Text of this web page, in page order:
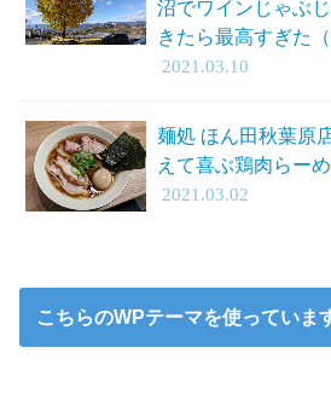
沼でワインじゃぶ
きたら最高すぎた（
2021.03.10
麺処 ほん田秋葉原
えて喜ぶ鶏肉らー
2021.03.02
こちらのWPテーマを使っていま